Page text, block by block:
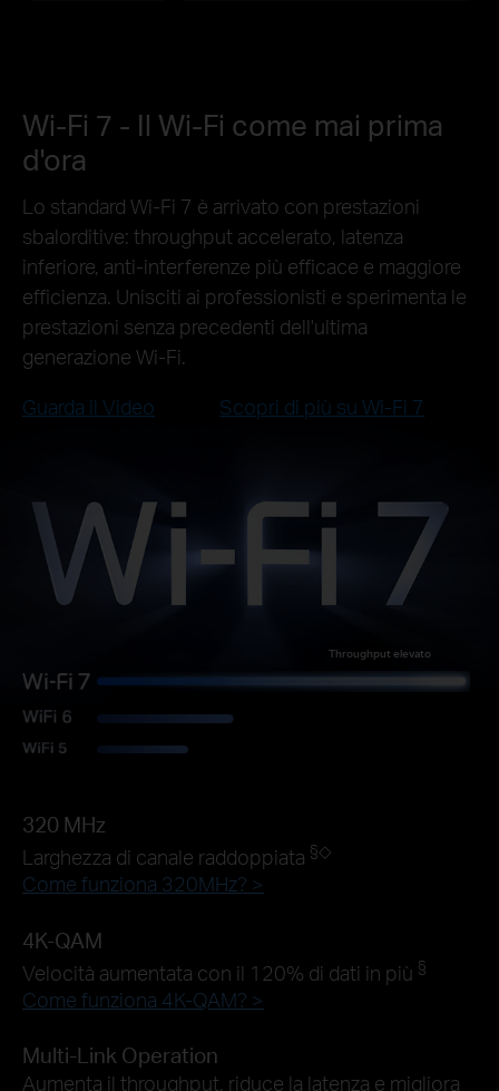
Wi-Fi 7 - Il Wi-Fi come mai prima
d'ora
Lo standard Wi-Fi 7 è arrivato con prestazioni
sbalorditive: throughput accelerato, latenza
inferiore, anti-interferenze più efficace e maggiore
efficienza. Unisciti ai professionisti e sperimenta le
prestazioni senza precedenti dell'ultima
generazione Wi-Fi.
Guarda il Video
Scopri di più su Wi-Fi 7
Throughput elevato
320 MHz
Larghezza di canale raddoppiata §◇
Come funziona 320MHz? >
4K-QAM
Velocità aumentata con il 120% di dati in più §
Come funziona 4K-QAM? >
Multi-Link Operation
Aumenta il throughput, riduce la latenza e migliora